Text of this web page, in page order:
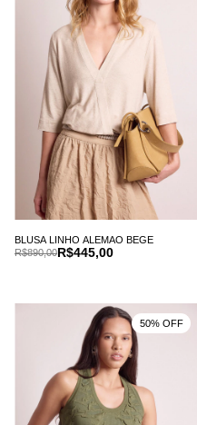
BLUSA LINHO ALEMAO BEGE
R$445,00
R$890,00
50% OFF